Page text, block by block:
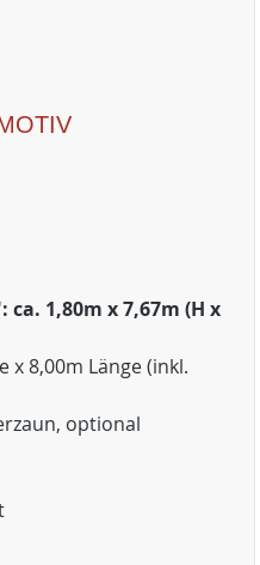
1,80m x 7,67m (H x
x 8,00m Länge (inkl.
optional